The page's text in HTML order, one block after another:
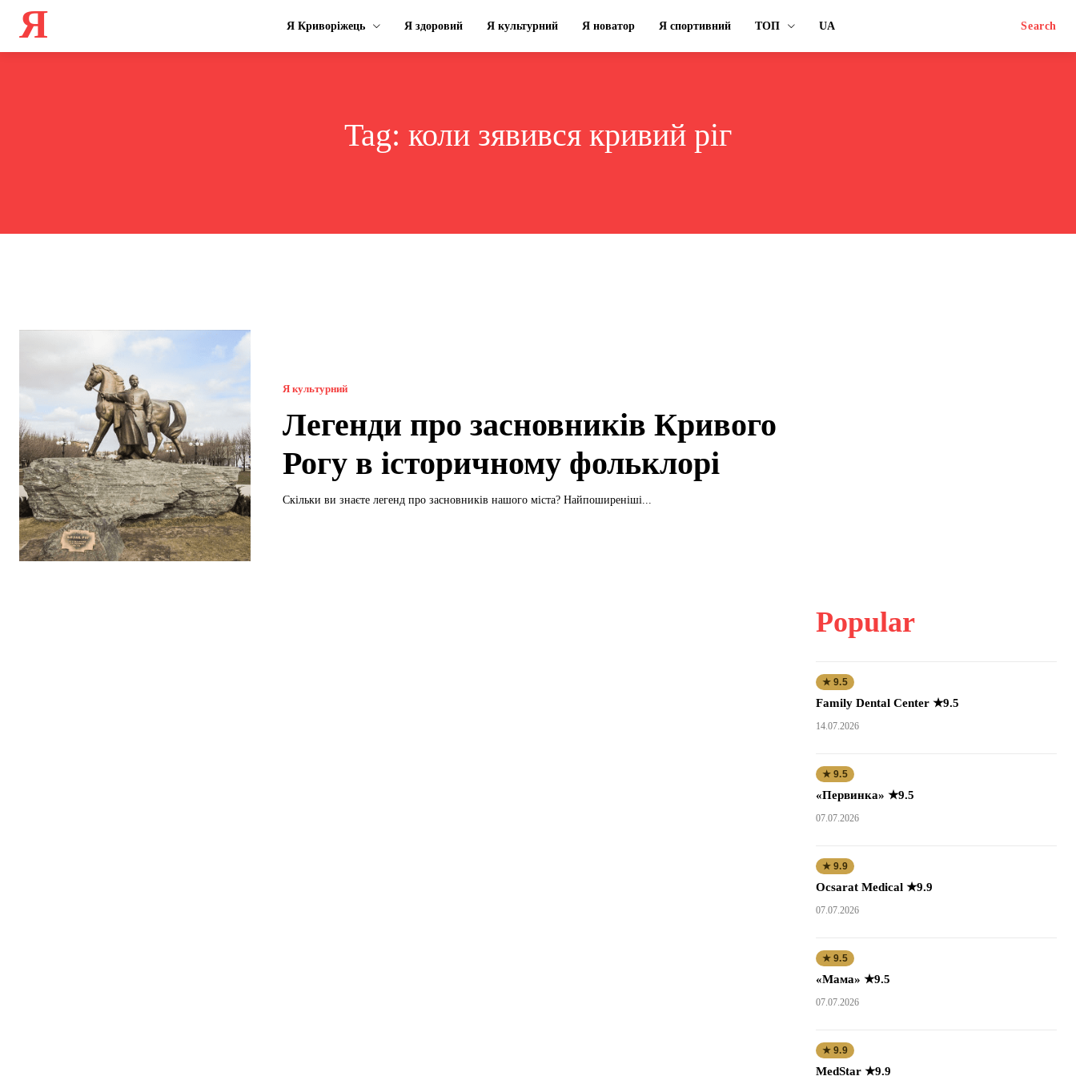
Я Я Криворіжець Я здоровий Я культурний Я новатор Я спортивний ТОП UA Search
Tag: коли зявився кривий ріг
Я культурний
Легенди про засновників Кривого
Рогу в історичному фольклорі
Скільки ви знаєте легенд про засновників нашого міста? Найпоширеніші...
Popular
★ 9.5
Family Dental Center ★9.5
14.07.2026
★ 9.5
«Первинка» ★9.5
07.07.2026
★ 9.9
Ocsarat Medical ★9.9
07.07.2026
★ 9.5
«Мама» ★9.5
07.07.2026
★ 9.9
MedStar ★9.9